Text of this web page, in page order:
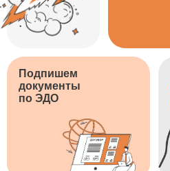
Подпишем
документы
по ЭДО